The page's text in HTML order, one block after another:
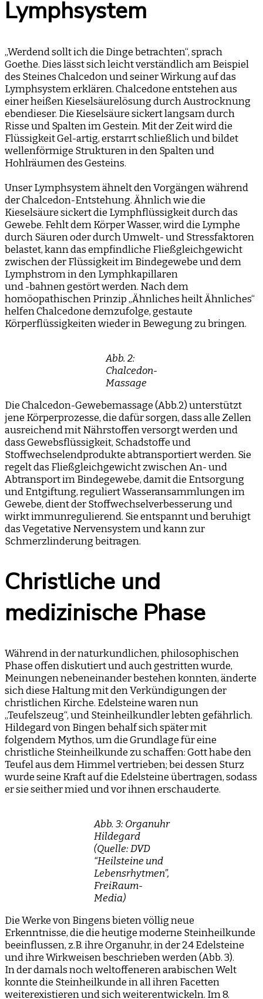
Lymphsystem
„Werdend sollt ich die Dinge betrachten“, sprach
Goethe. Dies lässt sich leicht verständlich am Beispiel
des Steines Chalcedon und seiner Wirkung auf das
Lymphsystem erklären. Chalcedone entstehen aus
einer heißen Kieselsäurelösung durch Austrocknung
ebendieser. Die Kieselsäure sickert langsam durch
Risse und Spalten im Gestein. Mit der Zeit wird die
Flüssigkeit Gel-artig, erstarrt schließlich und bildet
wellenförmige Strukturen in den Spalten und
Hohlräumen des Gesteins.
Unser Lymphsystem ähnelt den Vorgängen während
der Chalcedon-Entstehung. Ähnlich wie die
Kieselsäure sickert die Lymphflüssigkeit durch das
Gewebe. Fehlt dem Körper Wasser, wird die Lymphe
durch Säuren oder durch Umwelt- und Stressfaktoren
belastet, kann das empfindliche Fließgleichgewicht
zwischen der Flüssigkeit im Bindegewebe und dem
Lymphstrom in den Lymphkapillaren
und -bahnen gestört werden. Nach dem
homöopathischen Prinzip „Ähnliches heilt Ähnliches“
helfen Chalcedone demzufolge, gestaute
Körperflüssigkeiten wieder in Bewegung zu bringen.
Abb. 2:
Chalcedon-
Massage
Die Chalcedon-Gewebemassage (Abb.2) unterstützt
jene Körperprozesse, die dafür sorgen, dass alle Zellen
ausreichend mit Nährstoffen versorgt werden und
dass Gewebsflüssigkeit, Schadstoffe und
Stoffwechselendprodukte abtransportiert werden. Sie
regelt das Fließgleichgewicht zwischen An- und
Abtransport im Bindegewebe, damit die Entsorgung
und Entgiftung, reguliert Wasseransammlungen im
Gewebe, dient der Stoffwechselverbesserung und
wirkt immunregulierend. Sie entspannt und beruhigt
das Vegetative Nervensystem und kann zur
Schmerzlinderung beitragen.
Christliche und
medizinische Phase
Während in der naturkundlichen, philosophischen
Phase offen diskutiert und auch gestritten wurde,
Meinungen nebeneinander bestehen konnten, änderte
sich diese Haltung mit den Verkündigungen der
christlichen Kirche. Edelsteine waren nun
„Teufelszeug“, und Steinheilkundler lebten gefährlich.
Hildegard von Bingen behalf sich später mit
folgendem Mythos, um die Grundlage für eine
christliche Steinheilkunde zu schaffen: Gott habe den
Teufel aus dem Himmel vertrieben; bei dessen Sturz
wurde seine Kraft auf die Edelsteine übertragen, sodass
er sie seither mied und vor ihnen erschauderte.
Abb. 3: Organuhr
Hildegard
(Quelle: DVD
“Heilsteine und
Lebensrhytmen”,
FreiRaum-
Media)
Die Werke von Bingens bieten völlig neue
Erkenntnisse, die die heutige moderne Steinheilkunde
beeinflussen, z.B. ihre Organuhr, in der 24 Edelsteine
und ihre Wirkweisen beschrieben werden (Abb. 3).
In der damals noch weltoffeneren arabischen Welt
konnte die Steinheilkunde in all ihren Facetten
weiterexistieren und sich weiterentwickeln. Im 8.